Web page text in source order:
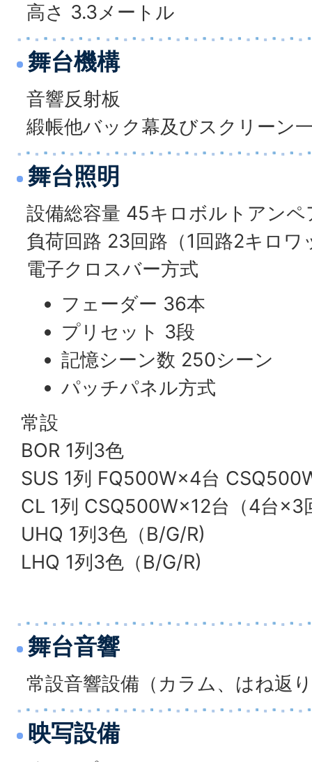
高さ 3.3メートル
舞台機構
音響反射板
緞帳他バック幕及びスクリーン
舞台照明
設備総容量 45キロボルトアンペ
負荷回路 23回路（1回路2キロワ
電子クロスバー方式
フェーダー 36本
プリセット 3段
記憶シーン数 250シーン
パッチパネル方式
常設
BOR 1列3色
SUS 1列 FQ500W×4台
CL 1列 CSQ500W×12台（4台×3
UHQ 1列3色（B/G/R)
LHQ 1列3色（B/G/R)
舞台音響
常設音響設備（カラム、はね返
映写設備